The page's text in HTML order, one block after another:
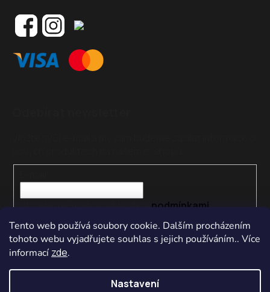
Tento web používá soubory cookie. Dalším procházením
tohoto webu vyjadřujete souhlas s jejich používáním.. Více
informací zde.
Nastavení
Vložením e-mailu souhlasíte spodmínkami
ochrany osobních údajů
PŘIHLÁSIT SE